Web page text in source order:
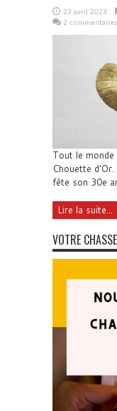
23 avril 2023
2 commentaires
Tout le monde
Chouette
fête son 30e
Lire la suite...
VOTRE